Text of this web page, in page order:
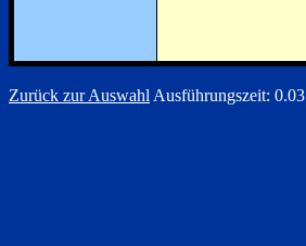
Zurück zur Auswahl Ausführungszeit: 0.03